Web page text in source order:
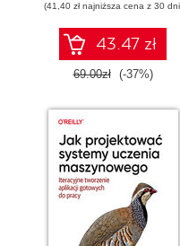
oprogramowania
(41,40 zł najniższa cena z 30
43.47 zł
69.00zł (-37%)